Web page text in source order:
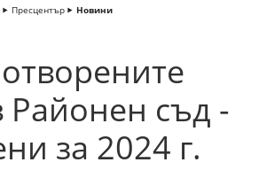
Пресцентър Новини
Районен съд -
за 2024 г.